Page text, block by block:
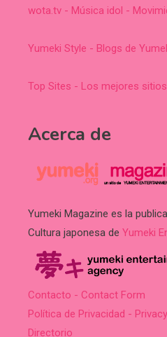
wota.tv - Música idol -
Yumeki Style - Blogs de
Top Sites - Los mejores
Acerca de
Yumeki Magazine es la
Cultura japonesa de Yumeki
Contacto - Contact Form
Política de Privacidad -
Directorio